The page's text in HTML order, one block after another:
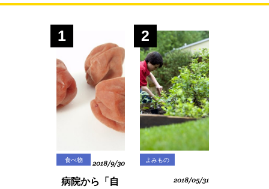
1
食べ物 2018/9/30
病院から「自
2
よみもの
2018/05/31